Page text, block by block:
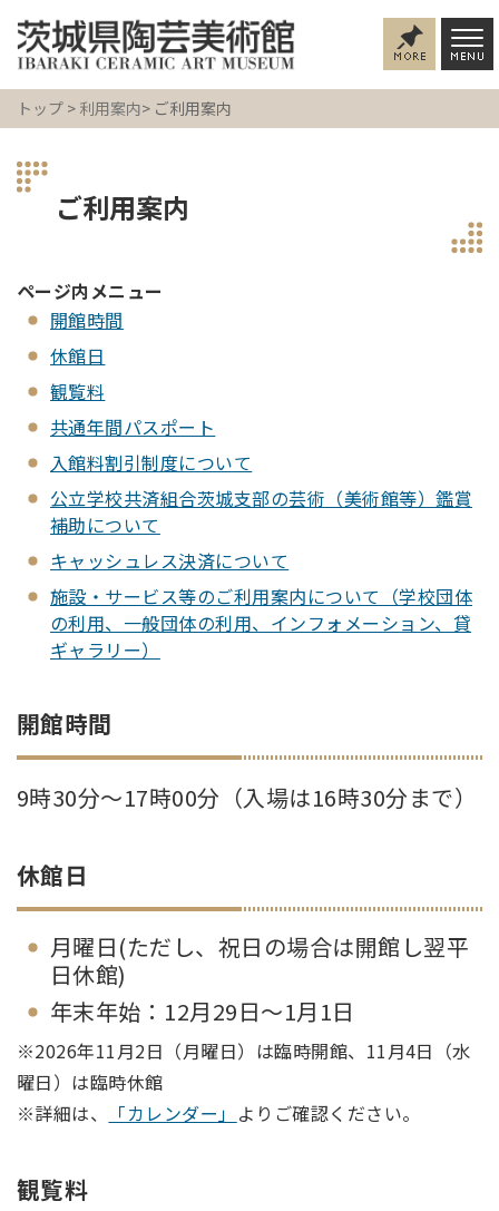
トップ > 利用案内> ご利用案内
ご利用案内
ページ内メニュー
開館時間
休館日
観覧料
共通年間パスポート
入館料割引制度について
公立学校共済組合茨城支部の芸術（美術館等）鑑賞
補助について
キャッシュレス決済について
施設・サービス等のご利用案内について（学校団体
の利用、一般団体の利用、インフォメーション、貸
ギャラリー）
開館時間
9時30分～17時00分（入場は16時30分まで）
休館日
月曜日(ただし、祝日の場合は開館し翌平
日休館)
年末年始：​​​​​​12月29日～1月1日
※2026年11月2日（月曜日）は臨時開館、11月4日（水
曜日）は臨時休館
※詳細は、
「カレンダー」 よりご確認ください。
観覧料